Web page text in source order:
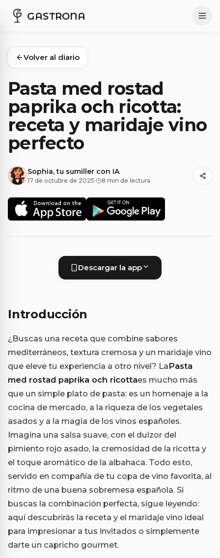
GASTRONA
Volver al diario
Pasta med rostad
paprika och ricotta:
receta y maridaje vino
perfecto
Sophia, tu sumiller con IA
17 de octubre de 2025· 8 min de lectura
Descargar la app
Introducción
¿Buscas una receta que combine sabores
mediterráneos, textura cremosa y un maridaje vino
que eleve tu experiencia a otro nivel? LaPasta
med rostad paprika och ricottaes mucho más
que un simple plato de pasta: es un homenaje a la
cocina de mercado, a la riqueza de los vegetales
asados y a la magia de los vinos españoles.
Imagina una salsa suave, con el dulzor del
pimiento rojo asado, la cremosidad de la ricotta y
el toque aromático de la albahaca. Todo esto,
servido en compañía de tu copa de vino favorita, al
ritmo de una buena sobremesa española. Si
buscas la combinación perfecta, sigue leyendo:
aquí descubrirás la receta y el maridaje vino ideal
para impresionar a tus invitados o simplemente
darte un capricho gourmet.